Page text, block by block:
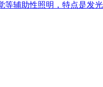
辅助性照明，特点是发